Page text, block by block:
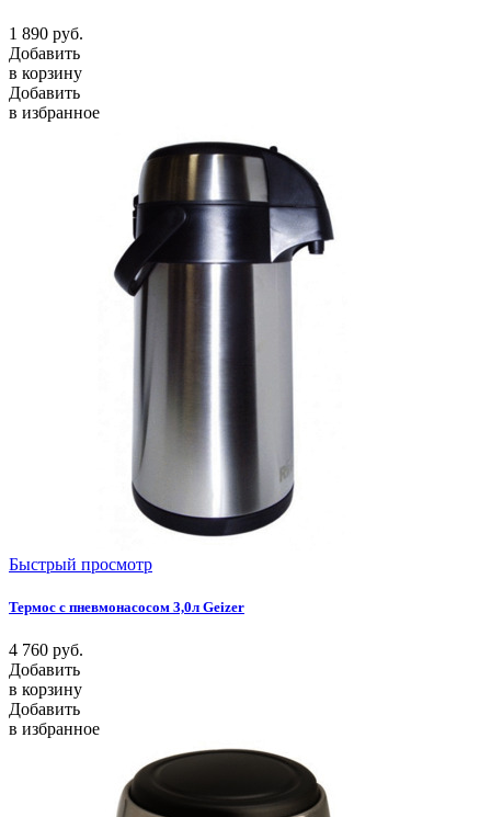
1 890 руб.
Добавить
в корзину
Добавить
в избранное
Быстрый просмотр
Термос с пневмонасосом 3,0л Geizer
4 760 руб.
Добавить
в корзину
Добавить
в избранное